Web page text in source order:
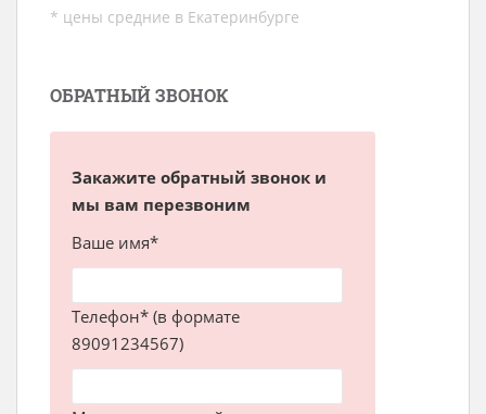
* цены средние в Екатеринбурге
ОБРАТНЫЙ ЗВОНОК
Закажите обратный звонок и
мы вам перезвоним
Ваше имя*
Телефон* (в формате
89091234567)